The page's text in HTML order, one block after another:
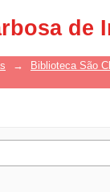
de
→
Biblioteca São